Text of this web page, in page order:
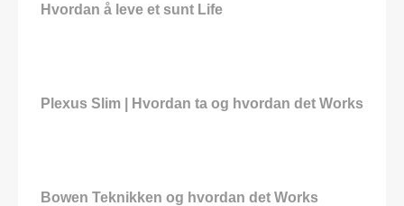
Hvordan å leve et sunt Life
Plexus Slim | Hvordan ta og hvordan det Works
Bowen Teknikken og hvordan det Works